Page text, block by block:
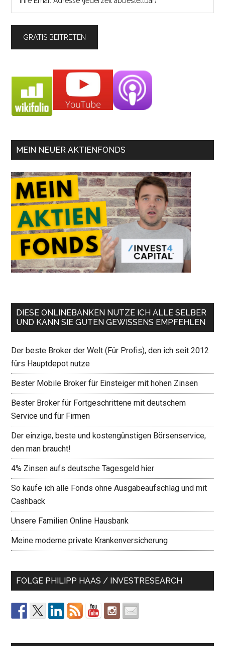
MEIN NEUER AKTIENFONDS
DIESE ONLINEBANKEN NUTZE ICH ALLE SELBER
UND KANN SIE GUTEN GEWISSENS EMPFEHLEN
Der beste Broker der Welt (Für Profis), den ich seit 2012
fürs Hauptdepot nutze
Bester Mobile Broker für Einsteiger mit hohen Zinsen
Bester Broker für Fortgeschrittene mit deutschem
Service und für Firmen
Der einzige, beste und kostengünstigen Börsenservice,
den man braucht!
4% Zinsen aufs deutsche Tagesgeld hier
So kaufe ich alle Fonds ohne Ausgabeaufschlag und mit
Cashback
Unsere Familien Online Hausbank
Meine moderne private Krankenversicherung
FOLGE PHILIPP HAAS / INVESTRESEARCH